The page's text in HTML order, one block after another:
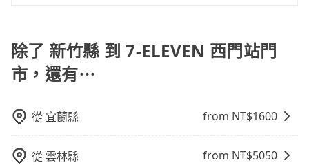
使用時還是有其區域的限制，實際可停靠的地點與你的
上下車地點仍有段距離，在遇到下雨天或者載行李時，
就顯得非常不便。
車到府服務，是絕大多數乘客出行的最佳選擇。
策，讓您在規劃行程時能更無後顧之憂。無論您是要前
往市區還是郊區，我們都可以為您提供最佳的旅遊體
驗。所以，如果您正在尋找一家可靠的包車公司，
費，通常以每小時為單位，客戶可以根據自己的需要預
定一定時間的包車服務。這種服務適用於需要在城市內
多個地點間來回穿梭的客戶，例如市區觀光、商務差旅
費，客戶可以預先告知出發地點A到目的地B，會根據路
線和里程來計算費用。這種服務通常適用於單程或從一
個城市到另一個城市的長途包車。
除了 新竹縣 到 7-ELEVEN 西門站門
市，還有⋯
從 宜蘭縣 from NT$1600
從雲林縣 from NT$5050